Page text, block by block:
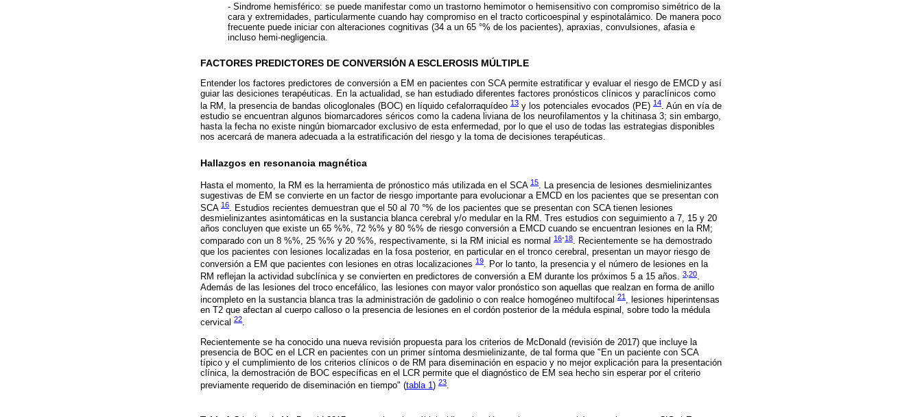
- Sindrome hemisférico: se puede manifestar como un trastorno hemimotor o hemisensitivo con compromiso simétrico de la
cara y extremidades, particularmente cuando hay compromiso en el tracto corticoespinal y espinotalámico. De manera poco
frecuente puede iniciar con alteraciones cognitivas (34 a un 65 °% de los pacientes), apraxias, convulsiones, afasia e
incluso hemi-negligencia.
FACTORES PREDICTORES DE CONVERSIÓN A ESCLEROSIS MÚLTIPLE
Entender los factores predictores de conversión a EM en pacientes con SCA permite estratificar y evaluar el riesgo de EMCD y así
guiar las desiciones terapéuticas. En la actualidad, se han estudiado diferentes factores pronósticos clínicos y paraclínicos como
la RM, la presencia de bandas olicoglonales (BOC) en líquido cefalorraquídeo 13 y los potenciales evocados (PE) 14. Aún en vía de
estudio se encuentran algunos biomarcadores séricos como la cadena liviana de los neurofilamentos y la chitinasa 3; sin embargo,
hasta la fecha no existe ningún biomarcador exclusivo de esta enfermedad, por lo que el uso de todas las estrategias disponibles
nos acercará de manera adecuada a la estratificación del riesgo y la toma de decisiones terapéuticas.
Hallazgos en resonancia magnética
Hasta el momento, la RM es la herramienta de prónostico más utilizada en el SCA 15. La presencia de lesiones desmielinizantes
sugestivas de EM se convierte en un factor de riesgo importante para evolucionar a EMCD en los pacientes que se presentan con
SCA 16. Estudios recientes demuestran que el 50 al 70 °% de los pacientes que se presentan con SCA tienen lesiones
desmielinizantes asintomáticas en la sustancia blanca cerebral y/o medular en la RM. Tres estudios con seguimiento a 7, 15 y 20
años concluyen que existe un 65 %%, 72 %% y 80 %% de riesgo conversión a EMCD cuando se encuentran lesiones en la RM;
comparado con un 8 %%, 25 %% y 20 %%, respectivamente, si la RM inicial es normal 16-18. Recientemente se ha demostrado
que los pacientes con lesiones localizadas en la fosa posterior, en particular en el tronco cerebral, presentan un mayor riesgo de
conversión a EM que pacientes con lesiones en otras localizaciones 19. Por lo tanto, la presencia y el número de lesiones en la
RM reflejan la actividad subclínica y se convierten en predictores de conversión a EM durante los próximos 5 a 15 años. 3 20.
Además de las lesiones del troco encefálico, las lesiones con mayor valor pronóstico son aquellas que realzan en forma de anillo
incompleto en la sustancia blanca tras la administración de gadolinio o con realce homogéneo multifocal 21 , lesiones hiperintensas
en T2 que afectan al cuerpo calloso o la presencia de lesiones en el cordón posterior de la médula espinal, sobre todo la médula
cervical 22.
Recientemente se ha conocido una nueva revisión propuesta para los criterios de McDonald (revisión de 2017) que incluye la
presencia de BOC en el LCR en pacientes con un primer síntoma desmielinizante, de tal forma que "En un paciente con SCA
típico y el cumplimiento de los criterios clínicos o de RM para diseminación en espacio y no mejor explicación para la presentación
clínica, la demostración de BOC específicas en el LCR permite que el diagnóstico de EM sea hecho sin esperar por el criterio
previamente requerido de diseminación en tiempo" (tabla 1 ) 23